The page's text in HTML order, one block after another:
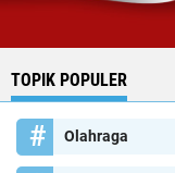
TOPIK POPULER
Olahraga